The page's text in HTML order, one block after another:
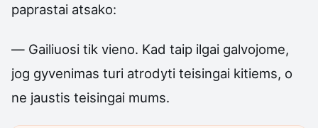
paprastai atsako:
— Gailiuosi tik vieno. Kad taip ilgai galvojome,
jog gyvenimas turi atrodyti teisingai kitiems, o
ne jaustis teisingai mums.